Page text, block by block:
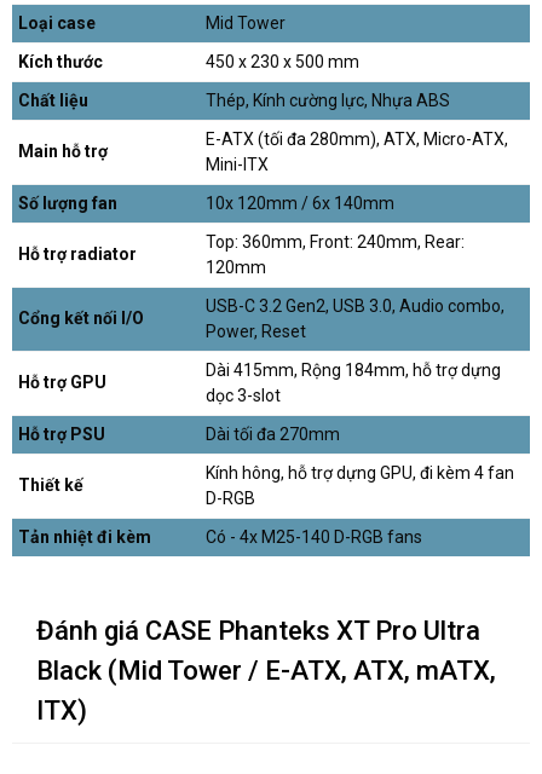
Loại case
Mid Tower
Kích thước
450 x 230 x 500 mm
Chất liệu
Thép, Kính cường lực, Nhựa ABS
Main hỗ trợ
E-ATX (tối đa 280mm), ATX, Micro-ATX,
Mini-ITX
Số lượng fan
10x 120mm / 6x 140mm
Hỗ trợ radiator
Top: 360mm, Front: 240mm, Rear:
120mm
Cổng kết nối I/O
USB-C 3.2 Gen2, USB 3.0, Audio combo,
Power, Reset
Hỗ trợ GPU
Dài 415mm, Rộng 184mm, hỗ trợ dựng
dọc 3-slot
Hỗ trợ PSU
Dài tối đa 270mm
Thiết kế
Kính hông, hỗ trợ dựng GPU, đi kèm 4 fan
D-RGB
Tản nhiệt đi kèm
Có - 4x M25-140 D-RGB fans
Đánh giá CASE Phanteks XT Pro Ultra
Black (Mid Tower / E-ATX, ATX, mATX,
ITX)